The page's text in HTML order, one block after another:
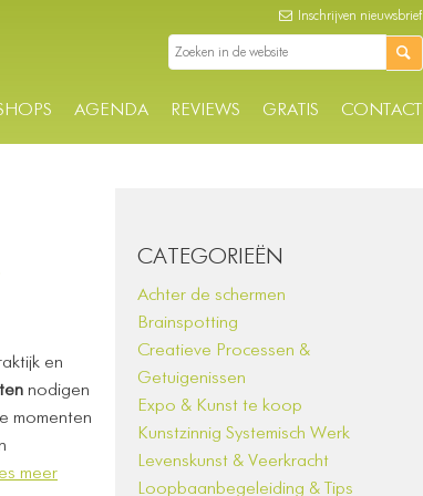
AGENDA REVIEWS GRATIS CONTACT
Inschrijven nieuwsbrief
en
nodigen
momenten
meer
CATEGORIEËN
Achter de schermen
Brainspotting
Creatieve Processen &
Getuigenissen
Expo & Kunst te koop
Kunstzinnig Systemisch Werk
Levenskunst & Veerkracht
Loopbaanbegeleiding & Tips